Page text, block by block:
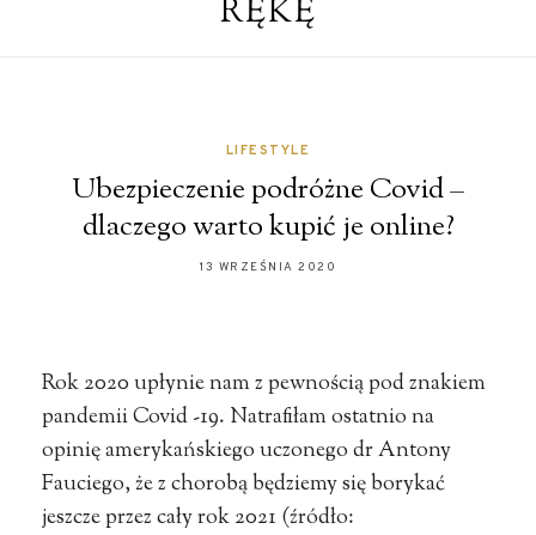
RĘKĘ
LIFESTYLE
Ubezpieczenie podróżne Covid –
dlaczego warto kupić je online?
13 WRZEŚNIA 2020
Rok 2020 upłynie nam z pewnością pod znakiem
pandemii Covid -19. Natrafiłam ostatnio na
opinię amerykańskiego uczonego dr Antony
Fauciego, że z chorobą będziemy się borykać
jeszcze przez cały rok 2021 (źródło: